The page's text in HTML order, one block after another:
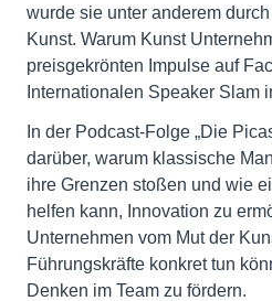
wurde sie unter anderem
Kunst. Warum Kunst
preisgekrönten Impulse auf
Internationalen Speaker Slam
In der Podcast-Folge „Die
darüber, warum klassische
ihre Grenzen stoßen und wie
helfen kann, Innovation zu
Unternehmen vom Mut der
Führungskräfte konkret tun
Denken im Team zu fördern.